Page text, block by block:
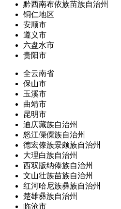
黔西南布依族苗族自治州
铜仁地区
安顺市
遵义市
六盘水市
贵阳市
全云南省
保山市
玉溪市
曲靖市
昆明市
迪庆藏族自治州
怒江傈僳族自治州
德宏傣族景颇族自治州
大理白族自治州
西双版纳傣族自治州
文山壮族苗族自治州
红河哈尼族彝族自治州
楚雄彝族自治州
临沧市